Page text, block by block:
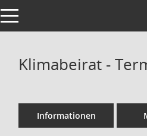
Toggle navigation
Klimabeirat -
Informationen